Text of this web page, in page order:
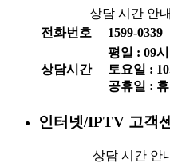
상담 시간 안내
전화번호
1599-0339
상담시간
평일 : 09
토요일 : 10
공휴일 :
인터넷/IPTV 고객
상담 시간 안